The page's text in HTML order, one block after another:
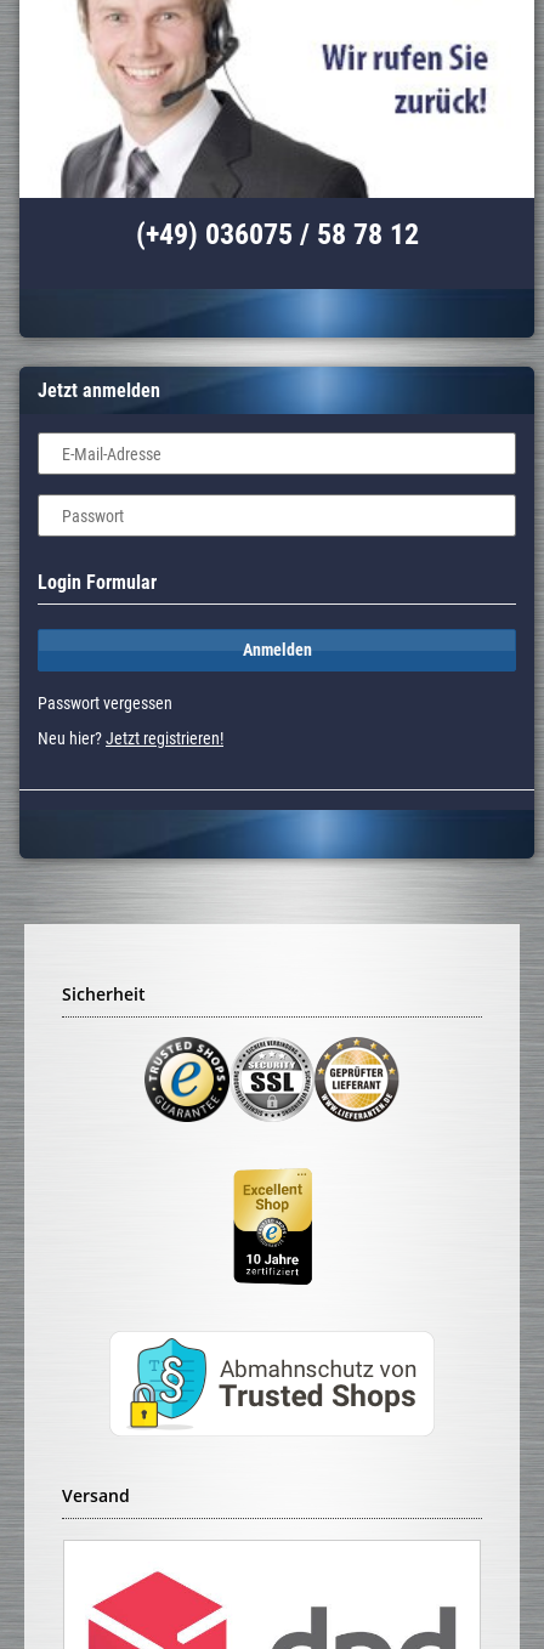
(+49) 036075 / 58 78 12
Jetzt anmelden
E-Mail-Adresse
Passwort
Login Formular
Anmelden
Passwort vergessen
Neu hier?Jetzt registrieren!
Sicherheit
Versand